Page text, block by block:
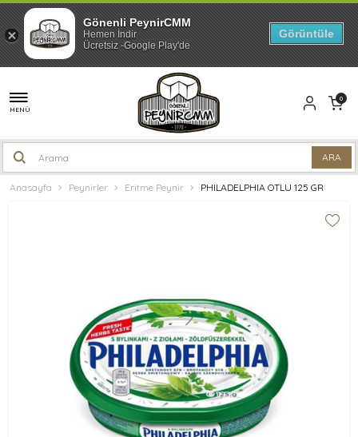
MENÜ
0
Anasayfa Peynirler Eritme Peynir PHILADELPHIA OTLU 125 GR
Gönenli PeynirCMM
Hemen İndir
Ücretsiz -Google Play'de
Görüntüle